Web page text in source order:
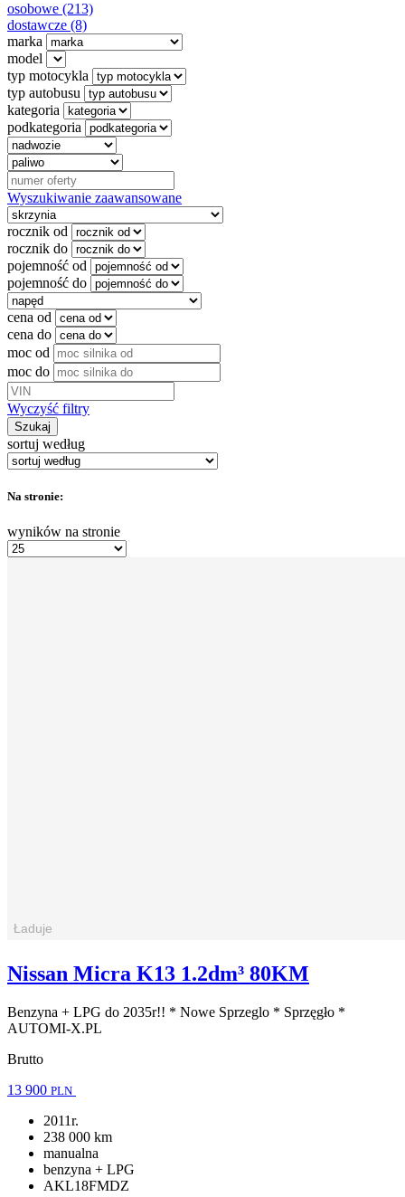
osobowe (213)
dostawcze (8)
marka
model
typ motocykla
typ autobusu
kategoria
podkategoria
Wyszukiwanie zaawansowane
rocznik od
rocznik do
pojemność od
pojemność do
cena od
cena do
moc od
moc do
Wyczyść filtry
Szukaj
sortuj według
Na stronie:
wyników na stronie
Nissan Micra K13 1.2dm³ 80KM
Benzyna + LPG do 2035r!! * Nowe Sprzeglo * Sprzęgło *
AUTOMI-X.PL
Brutto
13 900 PLN
2011r.
238 000 km
manualna
benzyna + LPG
AKL18FMDZ